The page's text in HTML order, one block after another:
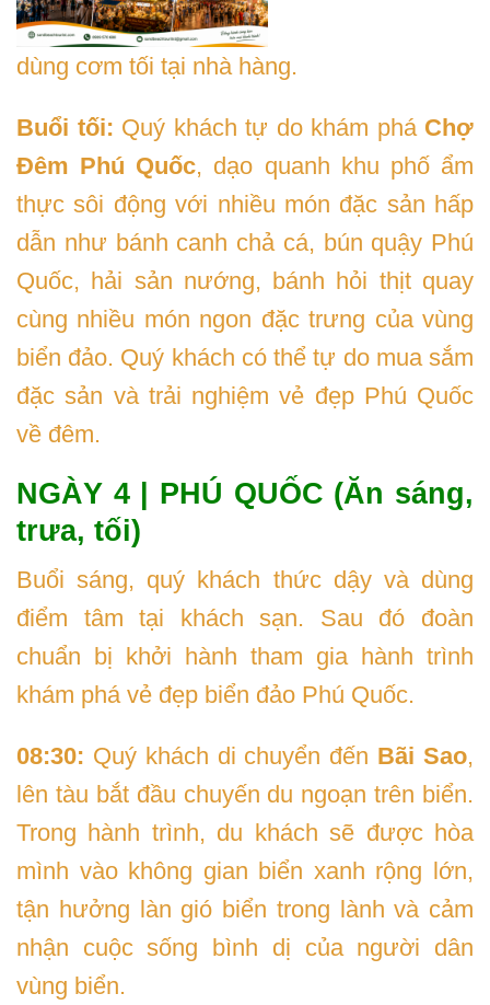
dùng cơm tối tại nhà hàng.
Buổi tối: Quý khách tự do khám phá Chợ
Đêm Phú Quốc, dạo quanh khu phố ẩm
thực sôi động với nhiều món đặc sản hấp
dẫn như bánh canh chả cá, bún quậy Phú
Quốc, hải sản nướng, bánh hỏi thịt quay
cùng nhiều món ngon đặc trưng của vùng
biển đảo. Quý khách có thể tự do mua sắm
đặc sản và trải nghiệm vẻ đẹp Phú Quốc
về đêm.
NGÀY 4 | PHÚ QUỐC (Ăn sáng,
trưa, tối)
Buổi sáng, quý khách thức dậy và dùng
điểm tâm tại khách sạn. Sau đó đoàn
chuẩn bị khởi hành tham gia hành trình
khám phá vẻ đẹp biển đảo Phú Quốc.
08:30: Quý khách di chuyển đến Bãi Sao,
lên tàu bắt đầu chuyến du ngoạn trên biển.
Trong hành trình, du khách sẽ được hòa
mình vào không gian biển xanh rộng lớn,
tận hưởng làn gió biển trong lành và cảm
nhận cuộc sống bình dị của người dân
vùng biển.